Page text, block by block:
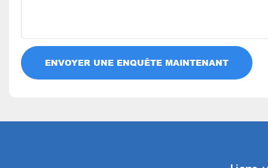
ENVOYER UNE ENQUÊTE MAINTENANT